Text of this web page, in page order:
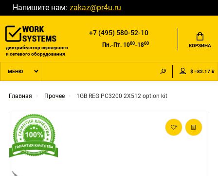
Напишите нам: zakaz@pr4u.ru
дистрибьютор серверного
и сетевого оборудования
+7 (495) 580-52-10
Пн.-Пт. 1000-1800 КОРЗИНА
МЕНЮ $ =82.17 ₽
Главная Прочее 1GB REG PC3200 2X512 option kit